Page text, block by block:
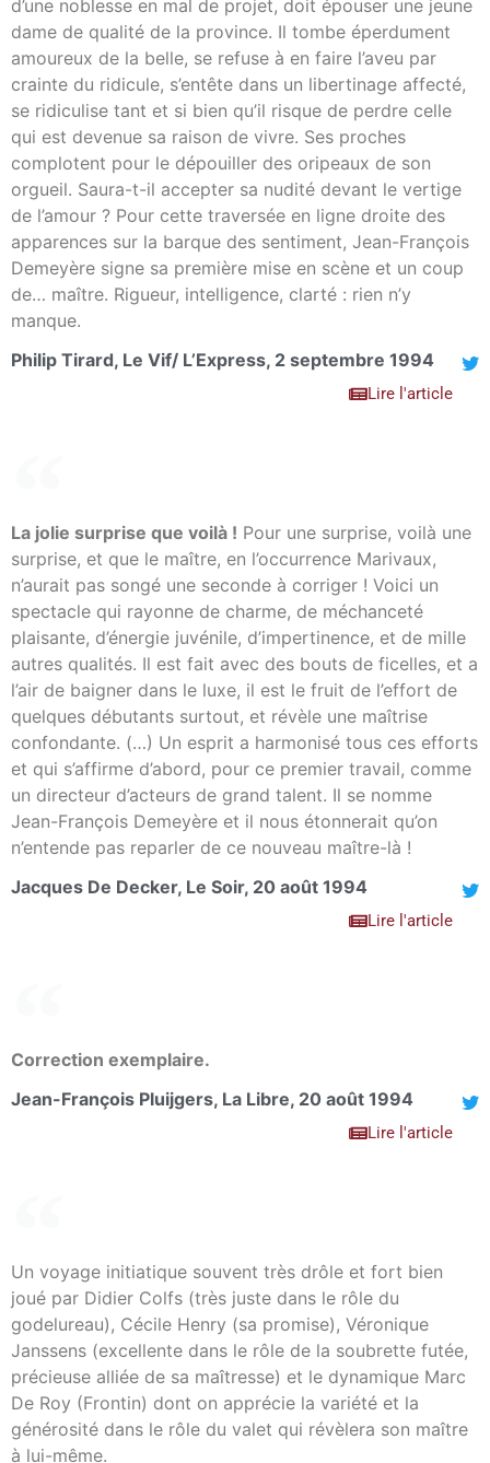
d’une noblesse en mal de projet, doit épouser une jeune
dame de qualité de la province. Il tombe éperdument
amoureux de la belle, se refuse à en faire l’aveu par
crainte du ridicule, s’entête dans un libertinage affecté,
se ridiculise tant et si bien qu’il risque de perdre celle
qui est devenue sa raison de vivre. Ses proches
complotent pour le dépouiller des oripeaux de son
orgueil. Saura-t-il accepter sa nudité devant le vertige
de l’amour ? Pour cette traversée en ligne droite des
apparences sur la barque des sentiment, Jean-François
Demeyère signe sa première mise en scène et un coup
de… maître. Rigueur, intelligence, clarté : rien n’y
manque.
Philip Tirard, Le Vif/ L’Express, 2 septembre 1994
Lire l'article
La jolie surprise que voilà ! Pour une surprise, voilà une
surprise, et que le maître, en l’occurrence Marivaux,
n’aurait pas songé une seconde à corriger ! Voici un
spectacle qui rayonne de charme, de méchanceté
plaisante, d’énergie juvénile, d’impertinence, et de mille
autres qualités. Il est fait avec des bouts de ficelles, et a
l’air de baigner dans le luxe, il est le fruit de l’effort de
quelques débutants surtout, et révèle une maîtrise
confondante. (…) Un esprit a harmonisé tous ces efforts
et qui s’affirme d’abord, pour ce premier travail, comme
un directeur d’acteurs de grand talent. Il se nomme
Jean-François Demeyère et il nous étonnerait qu’on
n’entende pas reparler de ce nouveau maître-là !
Jacques De Decker, Le Soir, 20 août 1994
Lire l'article
Correction exemplaire.
Jean-François Pluijgers, La Libre, 20 août 1994
Lire l'article
Un voyage initiatique souvent très drôle et fort bien
joué par Didier Colfs (très juste dans le rôle du
godelureau), Cécile Henry (sa promise), Véronique
Janssens (excellente dans le rôle de la soubrette futée,
précieuse alliée de sa maîtresse) et le dynamique Marc
De Roy (Frontin) dont on apprécie la variété et la
générosité dans le rôle du valet qui révèlera son maître
à lui-même.